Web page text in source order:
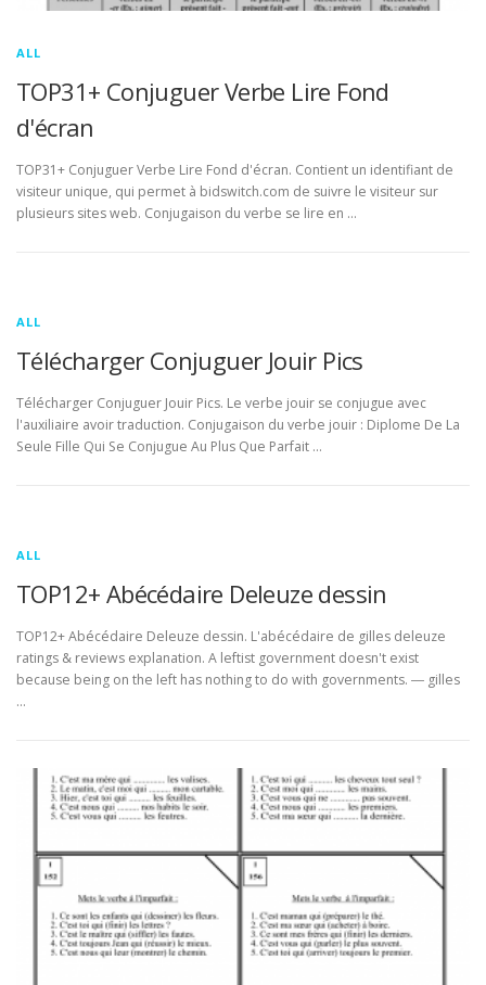
ALL
TOP31+ Conjuguer Verbe Lire Fond
d'écran
TOP31+ Conjuguer Verbe Lire Fond d'écran. Contient un identifiant de
visiteur unique, qui permet à bidswitch.com de suivre le visiteur sur
plusieurs sites web. Conjugaison du verbe se lire en …
ALL
Télécharger Conjuguer Jouir Pics
Télécharger Conjuguer Jouir Pics. Le verbe jouir se conjugue avec
l'auxiliaire avoir traduction. Conjugaison du verbe jouir : Diplome De La
Seule Fille Qui Se Conjugue Au Plus Que Parfait …
ALL
TOP12+ Abécédaire Deleuze dessin
TOP12+ Abécédaire Deleuze dessin. L'abécédaire de gilles deleuze
ratings & reviews explanation. A leftist government doesn't exist
because being on the left has nothing to do with governments. ― gilles
…